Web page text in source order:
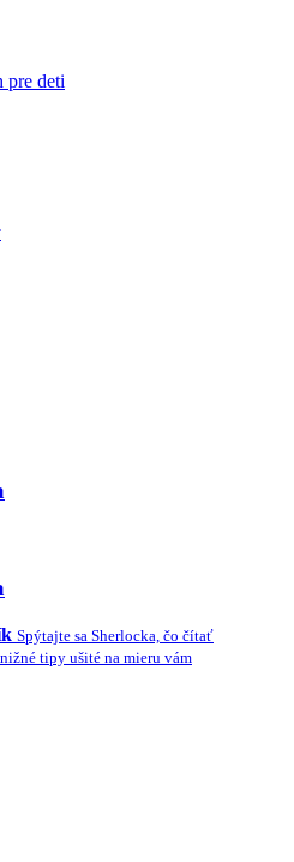
pre deti
Spýtajte sa Sherlocka, čo čítať
tipy ušité na mieru vám